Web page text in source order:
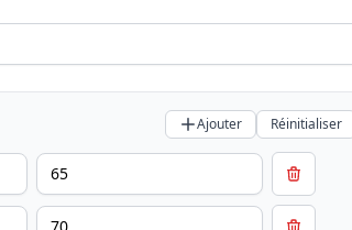
Ajouter Réinitialiser